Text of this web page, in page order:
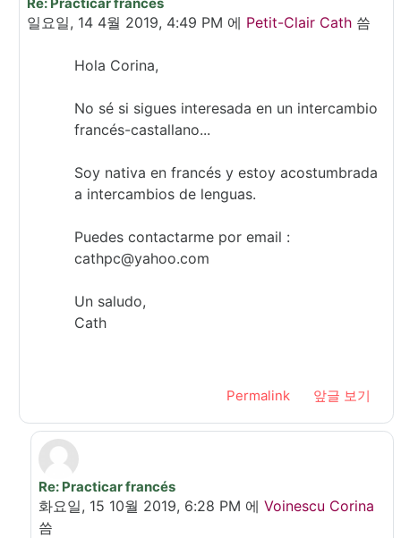
In reply to Voinescu Corina Elena
일요일, 14 4월 2019, 4:49 PM 에 Petit-Clair Cath씀
Hola Corina,
No sé si sigues interesada en un intercambio
francés-castallano...
Soy nativa en francés y estoy acostumbrada
a intercambios de lenguas.
Puedes contactarme por email :
cathpc@yahoo.com
Un saludo,
Cath
Permalink 앞글 보기
In reply to Petit-Clair Cath
Re: Practicar francés
화요일, 15 10월 2019, 6:28 PM 에 Voinescu Corina
씀